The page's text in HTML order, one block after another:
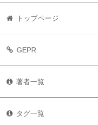
トップページ
GEPR
著者一覧
タグ一覧